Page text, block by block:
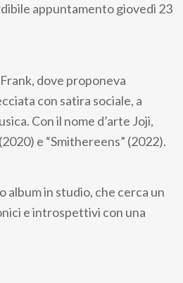
appuntamento giovedì 23
dove proponeva
con satira sociale, a
Con il nome d’arte Joji,
e “Smithereens” (2022).
album in studio, che cerca un
e introspettivi con una